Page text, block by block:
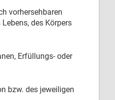
vorhersehbaren
des Körpers
Erfüllungs- oder
bzw. des jeweiligen